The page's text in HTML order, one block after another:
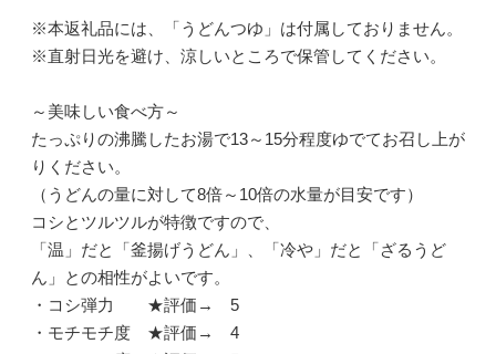
※本返礼品には、「うどんつゆ」は付属しておりません。
※直射日光を避け、涼しいところで保管してください。
～美味しい食べ方～
たっぷりの沸騰したお湯で13～15分程度ゆでてお召し上が
りください。
（うどんの量に対して8倍～10倍の水量が目安です）
コシとツルツルが特徴ですので、
「温」だと「釜揚げうどん」、「冷や」だと「ざるうど
ん」との相性がよいです。
・コシ弾力 ★評価→ 5
・モチモチ度 ★評価→ 4